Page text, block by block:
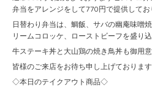
弁当をアレンジをして770円で提供してお
日替わり弁当は、鯛飯、サバの幽庵味噌
リームコロッケ、ローストビーフを盛り込
牛ステーキ丼と大山鶏の焼き鳥丼も御用意
皆様のご来店をお待ち申し上げております
◇本日のテイクアウト商品◇